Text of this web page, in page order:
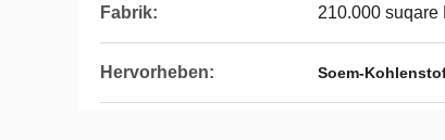
Fabrik: 210.000 suqare
Hervorheben: Soem-